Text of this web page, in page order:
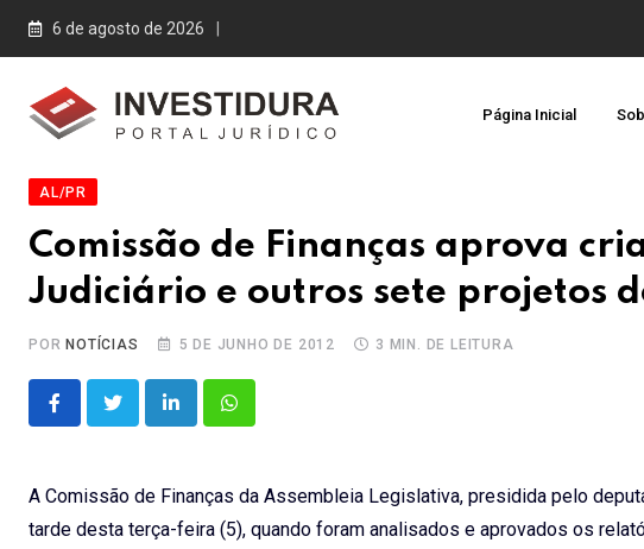
Skip
6 de agosto de 2026
Página Inicial
AL/PR
Comissão de Finanças aprova
Judiciário e outros sete projetos
PORNOTÍCIAS 5 DE JUNHO DE 2012 3 MIN. DE LEITURA
LinkedInWhatsapp
A Comissão de Finanças da Assembleia Legislativa, presidida pelo
tarde desta terça-feira (5), quando foram analisados e aprovados os